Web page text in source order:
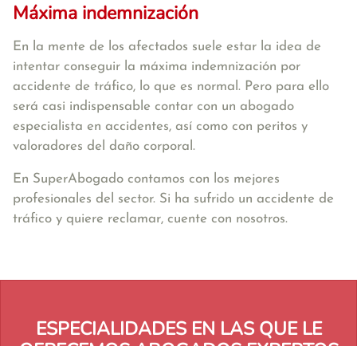
Máxima indemnización
En la mente de los afectados suele estar la idea de
intentar conseguir la máxima indemnización por
accidente de tráfico, lo que es normal. Pero para ello
será casi indispensable contar con un abogado
especialista en accidentes, así como con peritos y
valoradores del daño corporal.
En SuperAbogado contamos con los mejores
profesionales del sector. Si ha sufrido un accidente de
tráfico y quiere reclamar, cuente con nosotros.
ESPECIALIDADES EN LAS QUE LE